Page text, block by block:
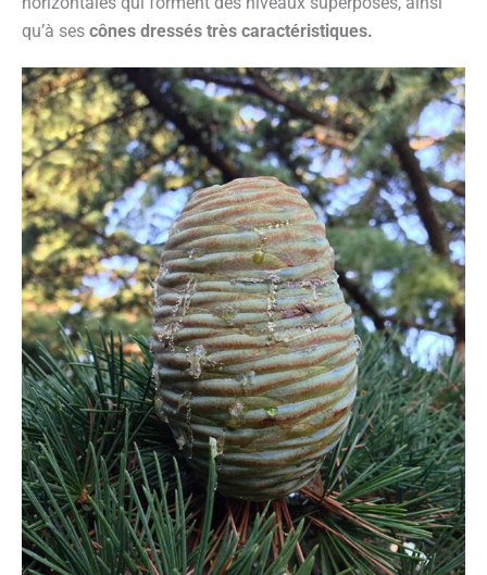
qu’à ses cônes dressés très caractéristiques.